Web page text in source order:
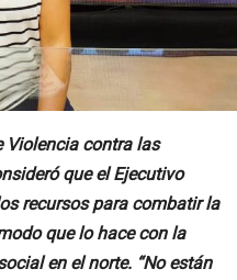
Violencia contra las
que el Ejecutivo
recursos para combatir la
que lo hace con la
en el norte. “No están